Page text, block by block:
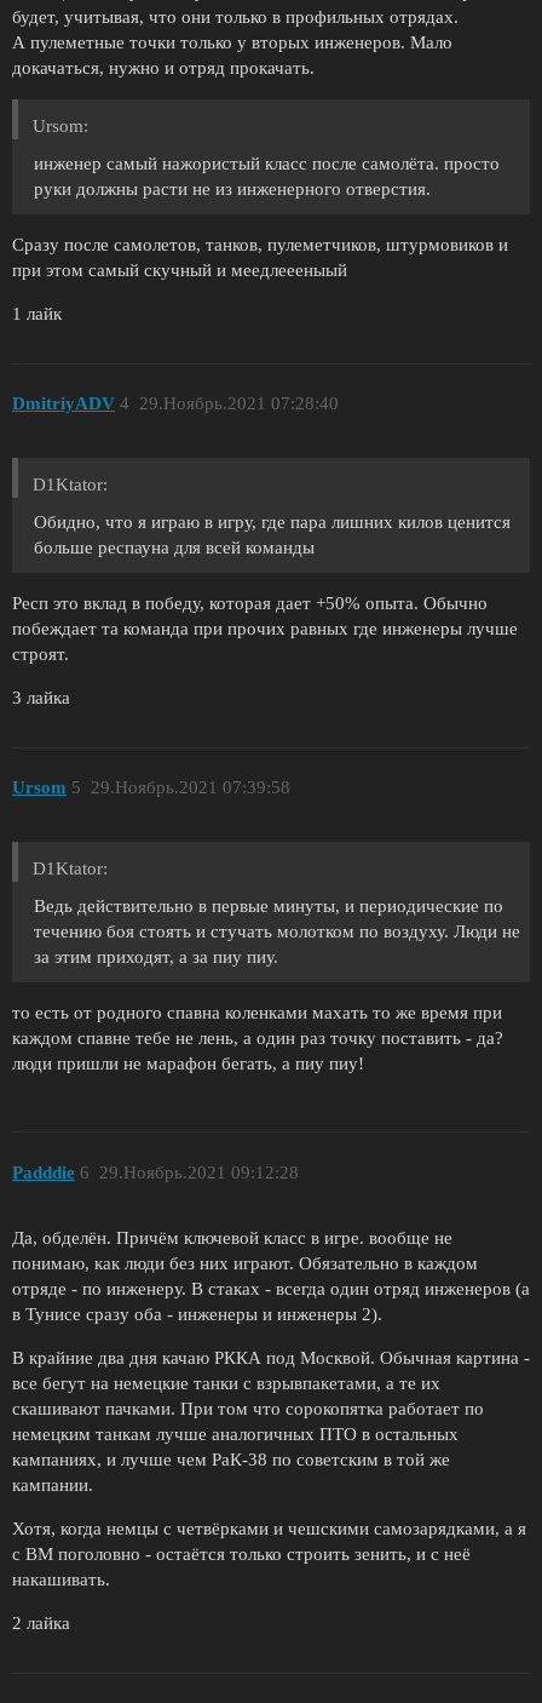
будет, учитывая, что они только в профильных отрядах.
А пулеметные точки только у вторых инженеров. Мало
докачаться, нужно и отряд прокачать.
Ursom:
инженер самый нажористый класс после самолёта. просто
руки должны расти не из инженерного отверстия.
Сразу после самолетов, танков, пулеметчиков, штурмовиков и
при этом самый скучный и меедлеееныый
1 лайк
DmitriyADV 29.Ноябрь.2021 07:28:40
4
D1Ktator:
Обидно, что я играю в игру, где пара лишних килов ценится
больше респауна для всей команды
Респ это вклад в победу, которая дает +50% опыта. Обычно
побеждает та команда при прочих равных где инженеры лучше
строят.
3 лайка
Ursom 29.Ноябрь.2021 07:39:58
5
D1Ktator:
Ведь действительно в первые минуты, и периодические по
течению боя стоять и стучать молотком по воздуху. Люди не
за этим приходят, а за пиу пиу.
то есть от родного спавна коленками махать то же время при
каждом спавне тебе не лень, а один раз точку поставить - да?
люди пришли не марафон бегать, а пиу пиу!
Padddie 29.Ноябрь.2021 09:12:28
6
Да, обделён. Причём ключевой класс в игре. вообще не
понимаю, как люди без них играют. Обязательно в каждом
отряде - по инженеру. В стаках - всегда один отряд инженеров (а
в Тунисе сразу оба - инженеры и инженеры 2).
В крайние два дня качаю РККА под Москвой. Обычная картина -
все бегут на немецкие танки с взрывпакетами, а те их
скашивают пачками. При том что сорокопятка работает по
немецким танкам лучше аналогичных ПТО в остальных
кампаниях, и лучше чем РаК-38 по советским в той же
кампании.
Хотя, когда немцы с четвёрками и чешскими самозарядками, а я
с ВМ поголовно - остаётся только строить зенить, и с неё
накашивать.
2 лайка